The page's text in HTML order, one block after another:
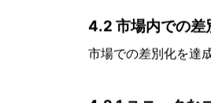
を提供しているかを
4.1.1 キーワード
「某半導体機器会